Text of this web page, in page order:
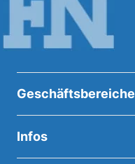
Geschäftsbereiche
Infos